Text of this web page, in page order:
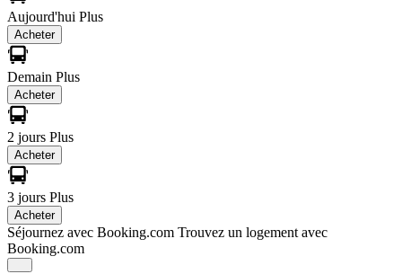
Aujourd'hui Plus
Acheter
Demain Plus
Acheter
2 jours Plus
Acheter
3 jours Plus
Acheter
Séjournez avec Booking.com Trouvez un logement avec
Booking.com